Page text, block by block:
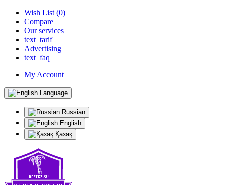
Wish List (0)
Compare
Our services
text_tarif
Advertising
text_faq
My Account
Language
Russian
English
Қазақ